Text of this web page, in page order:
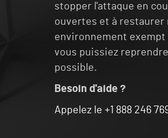
stopper l'attaque en
ouvertes et à restaurer
environnement
vous puissiez
possible.
Besoin d'aide ?
Appelez le +1 888 246